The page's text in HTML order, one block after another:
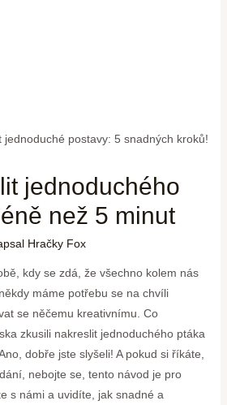
jednoduchého
než 5 minut
Hračky Fox
kdy se zdá, že všechno kolem nás
máme potřebu se na chvíli
se něčemu kreativnímu. Co
zkusili nakreslit jednoduchého ptáka
dobře jste slyšeli! A pokud si říkáte,
nebojte se, tento návod je pro
s námi a uvidíte, jak snadné a